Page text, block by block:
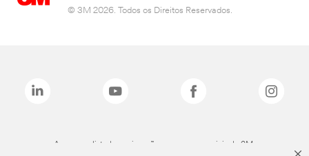
© 3M 2026. Todos os Direitos Reservados.
As marcas listadas a cima são marcas comerciais da 3M.